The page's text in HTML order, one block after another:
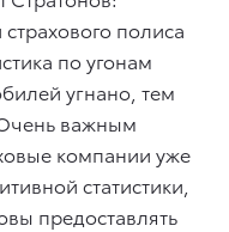
полиса
по угонам
угнано, тем
важным
компании уже
статистики,
предоставлять